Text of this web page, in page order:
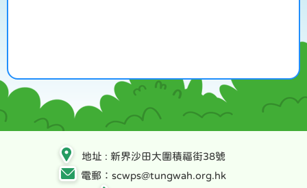
地址 : 新界沙田大圍積福街38號
電郵：scwps@tungwah.org.hk